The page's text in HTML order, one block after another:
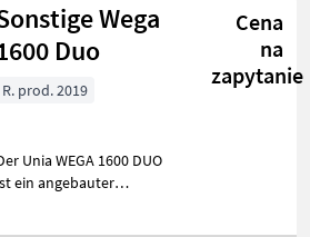
Wega
Duo
Cena
na
zapytanie
R. prod. 2019
Unia WEGA 1600 DUO
ein angebauter